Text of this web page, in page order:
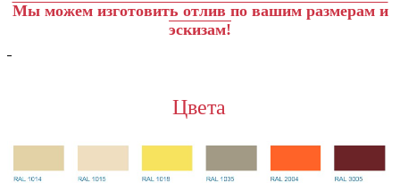
Мы можем изготовить отлив по вашим размерам и
эскизам!
Цвета